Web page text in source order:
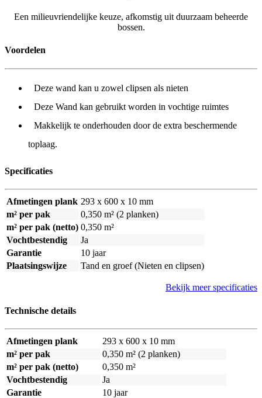
Een milieuvriendelijke keuze, afkomstig uit duurzaam beheerde
bossen.
Voordelen
Deze wand kan u zowel clipsen als nieten
Deze Wand kan gebruikt worden in vochtige ruimtes
Makkelijk te onderhouden door de extra beschermende
toplaag.
Specificaties
Afmetingen plank 293 x 600 x 10 mm
m² per pak
0,350 m² (2 planken)
m² per pak (netto) 0,350 m²
Vochtbestendig
Ja
Garantie
10 jaar
Plaatsingswijze
Tand en groef (Nieten en clipsen)
Bekijk meer specificaties
Technische details
Afmetingen plank
293 x 600 x 10 mm
m² per pak
0,350 m² (2 planken)
m² per pak (netto)
0,350 m²
Vochtbestendig
Ja
Garantie
10 jaar